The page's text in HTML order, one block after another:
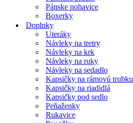
Pánske nohavice
Boxerky
Doplnky
Uteráky
Návleky na tretry
Návleky na krk
Návleky na ruky
Návleky na sedadlo
Kapsičky na rámovú trubku
Kapsičky na riadidlá
Kapsičky pod sedlo
Peňaženky
Rukavice